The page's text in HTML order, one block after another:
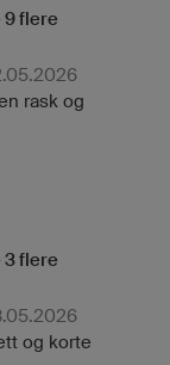
9 flere
rask og
3 flere
og korte